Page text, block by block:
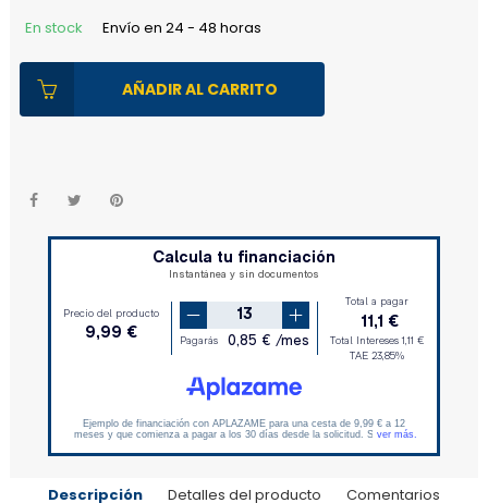
En stock Envío en 24 - 48 horas
AÑADIR AL CARRITO
Descripción Detalles del producto Comentarios